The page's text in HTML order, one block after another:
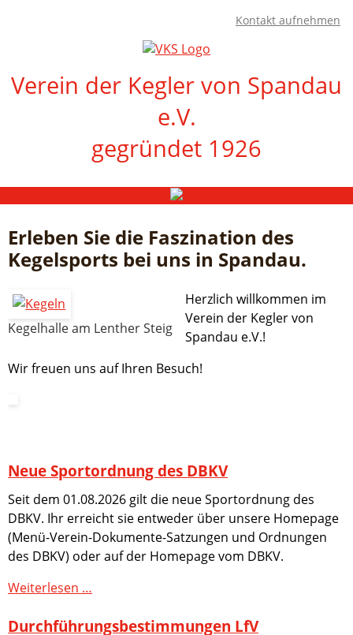
Kontakt aufnehmen
Verein der Kegler von Spandau
e.V.
gegründet 1926
Ergebnisse
1.
BL
2.
Herren
Staffel
Meisterschaft
Meisterschaft
Deutsche
Meisterschaft
Verein
Vorstand
im
Erleben Sie die Faszination des
Kegelsports bei uns in Spandau.
Kegelhalle am Lenther Steig
Herzlich willkommen im
Verein der Kegler von
Spandau e.V.!
Wir freuen uns auf Ihren Besuch!
Neue Sportordnung des DBKV
Seit dem 01.08.2026 gilt die neue Sportordnung des
DBKV. Ihr erreicht sie entweder über unsere Homepage
(Menü-Verein-Dokumente-Satzungen und Ordnungen
des DBKV) oder auf der Homepage vom DBKV.
Weiterlesen …
des
Durchführungsbestimmungen LfV